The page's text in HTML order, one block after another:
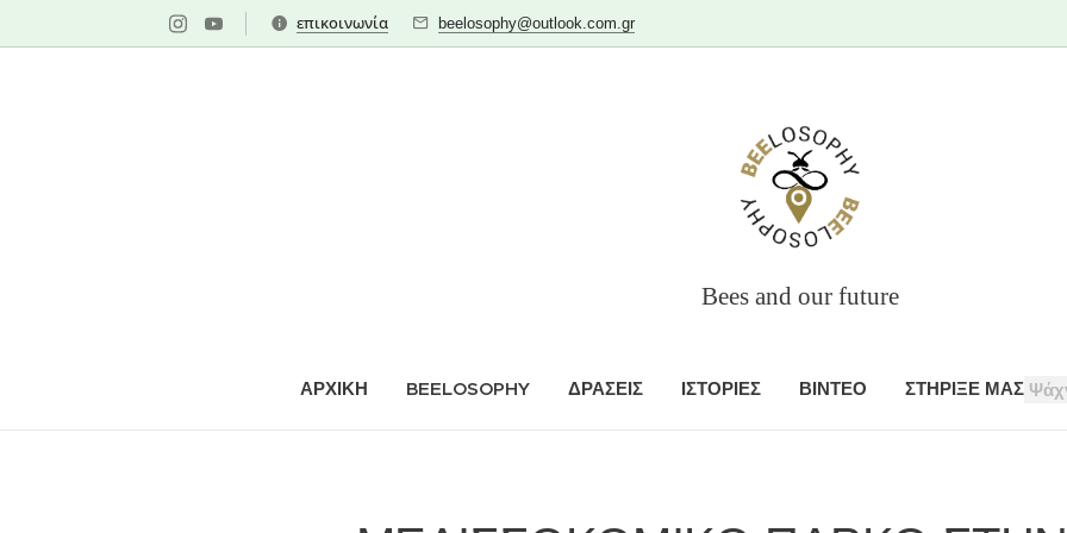
επικοινωνία beelosophy@outlook.com.gr
Bees and our future
ΑΡΧΙΚΗ BEELOSOPHY ΔΡΑΣΕΙΣ ΙΣΤΟΡΙΕΣ ΒΙΝΤΕΟ ΣΤΗΡΙΞΕ ΜΑΣ